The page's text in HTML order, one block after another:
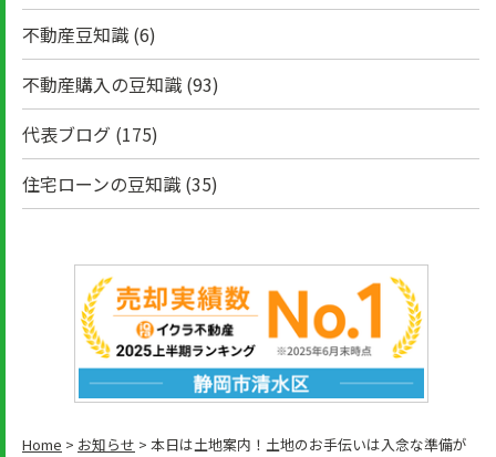
不動産豆知識 (6)
不動産購入の豆知識 (93)
代表ブログ (175)
住宅ローンの豆知識 (35)
Home > お知らせ > 本日は土地案内！土地のお手伝いは入念な準備が